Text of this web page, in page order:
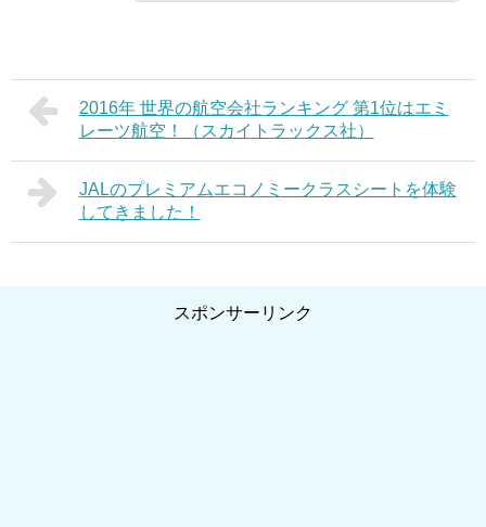
2016年 世界の航空会社ランキング 第1位はエミ
レーツ航空！（スカイトラックス社）
JALのプレミアムエコノミークラスシートを体験
してきました！
スポンサーリンク